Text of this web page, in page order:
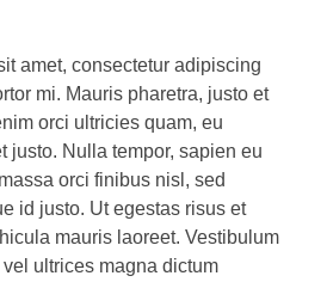
amet, consectetur adipiscing
mi. Mauris pharetra, justo et
orci ultricies quam, eu
justo. Nulla tempor, sapien eu
orci finibus nisl, sed
id justo. Ut egestas risus et
mauris laoreet. Vestibulum
ultrices magna dictum